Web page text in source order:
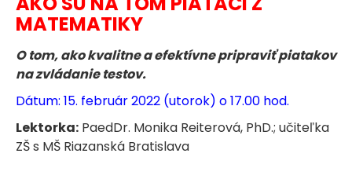
MATEMATIKY
O tom, ako kvalitne a efektívne pripraviť piatakov
na zvládanie testov.
Dátum: 15. február 2022 (utorok) o 17.00 hod.
Lektorka: PaedDr. Monika Reiterová, PhD.; učiteľka
ZŠ s MŠ Riazanská Bratislava